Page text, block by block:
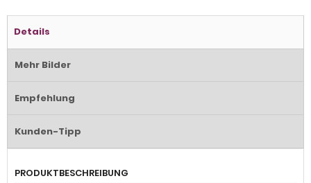
Details
Mehr Bilder
Empfehlung
Kunden-Tipp
PRODUKTBESCHREIBUNG